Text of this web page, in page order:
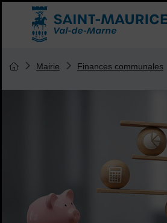
Menu de raccourcis
Accueil ville de Saint-Maurice
Vous êtes ici :
Page d'accueil du site
Mairie Finances communales